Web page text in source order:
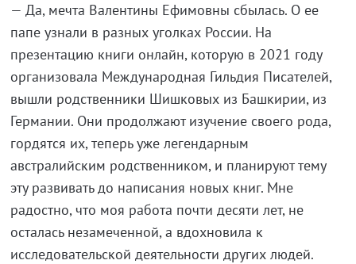
— Да, мечта Валентины Ефимовны сбылась. О ее
папе узнали в разных уголках России. На
презентацию книги онлайн, которую в 2021 году
организовала Международная Гильдия Писателей,
вышли родственники Шишковых из Башкирии, из
Германии. Они продолжают изучение своего рода,
гордятся их, теперь уже легендарным
австралийским родственником, и планируют тему
эту развивать до написания новых книг. Мне
радостно, что моя работа почти десяти лет, не
осталась незамеченной, а вдохновила к
исследовательской деятельности других людей.